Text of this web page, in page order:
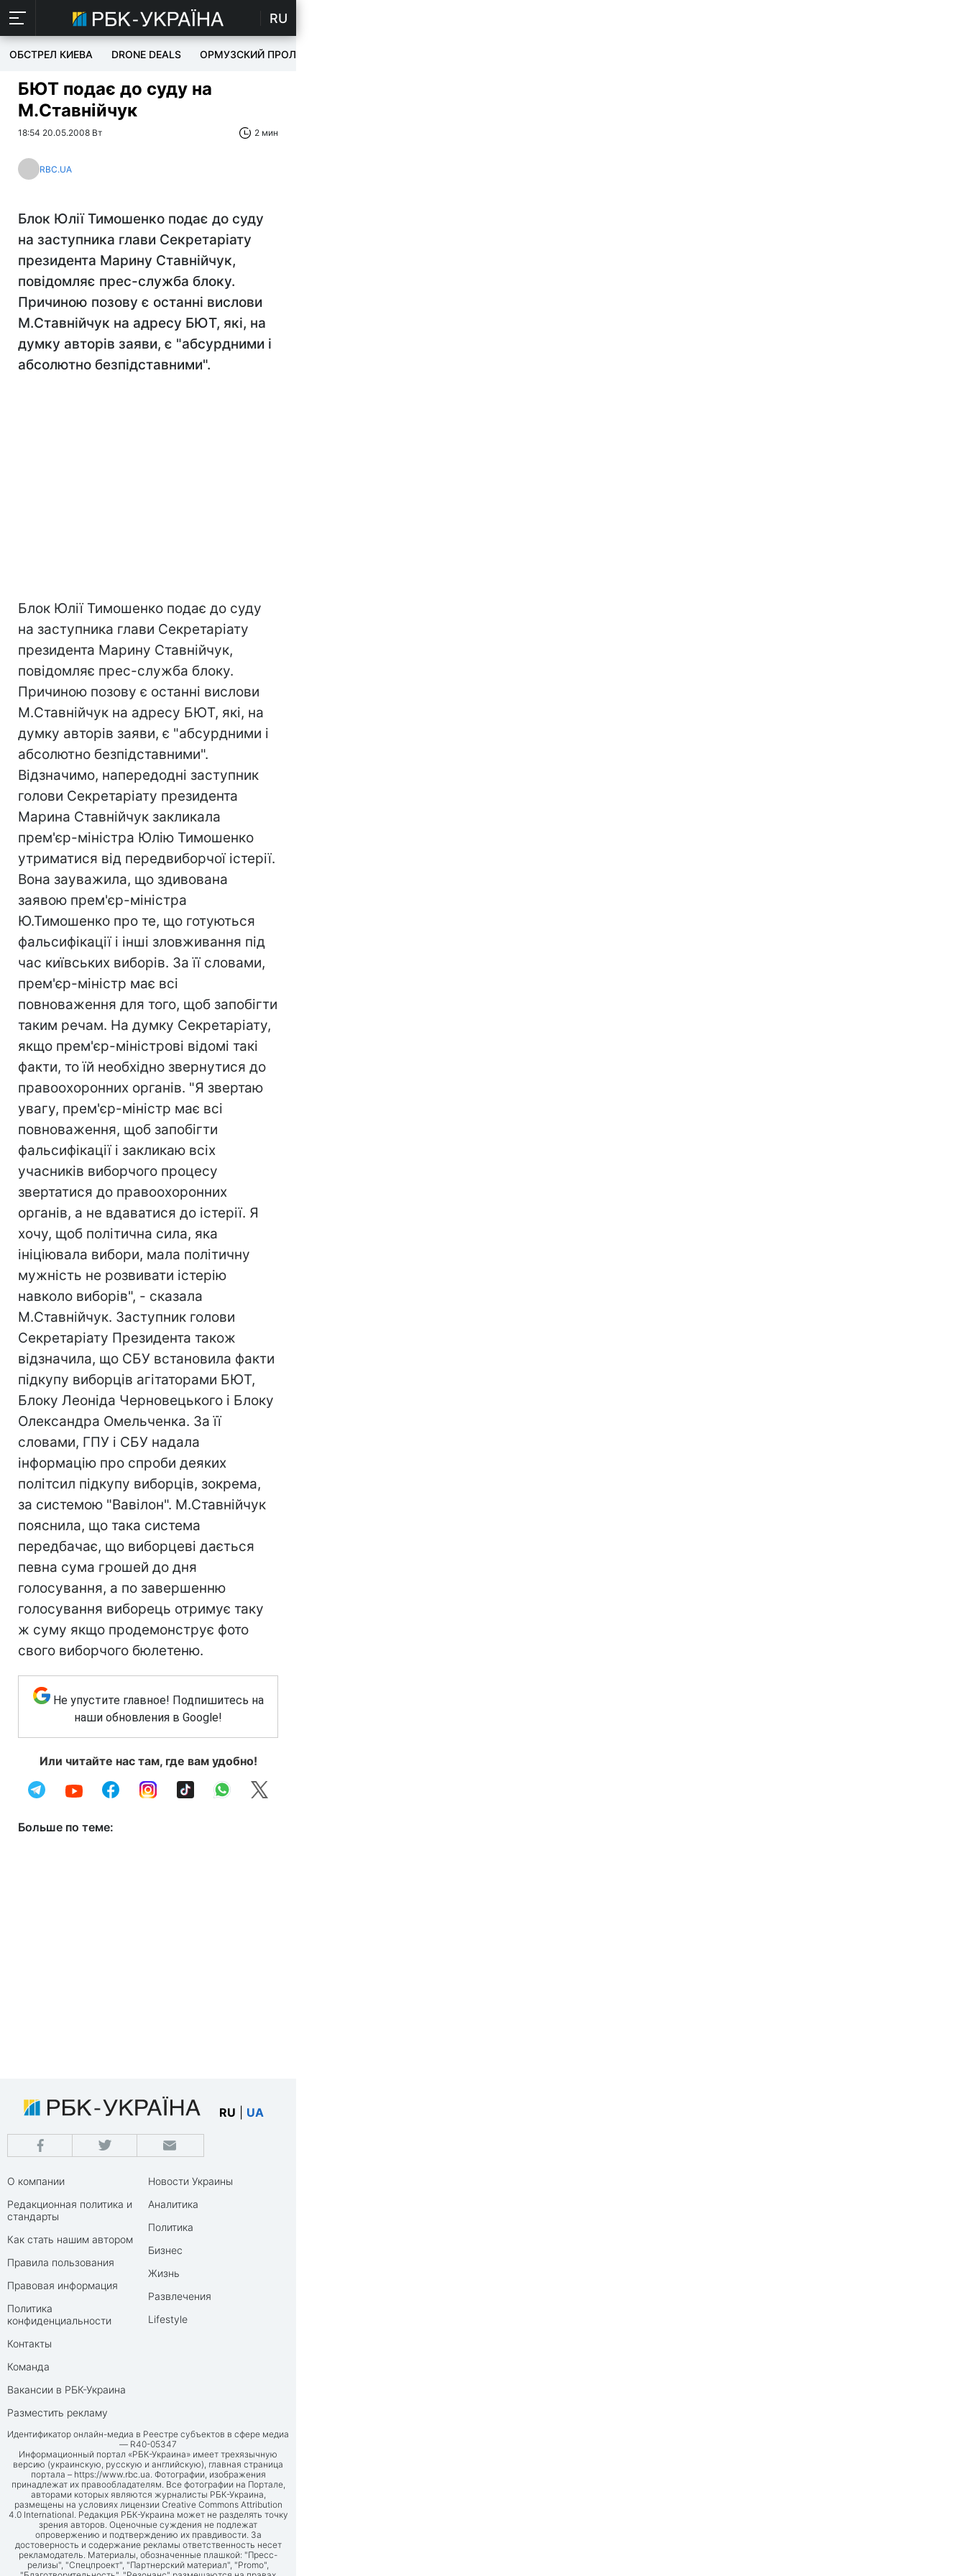
RU
ОБСТРЕЛ КИЕВА DRONE DEALS ОРМУЗСКИЙ ПРОЛИВ
БЮТ подає до суду на
М.Ставнійчук
18:54 20.05.2008 Вт 2 мин
RBC.UA
Блок Юлії Тимошенко подає до суду
на заступника глави Секретаріату
президента Марину Ставнійчук,
повідомляє прес-служба блоку.
Причиною позову є останні вислови
М.Ставнійчук на адресу БЮТ, які, на
думку авторів заяви, є "абсурдними і
абсолютно безпідставними".
Блок Юлії Тимошенко подає до суду
на заступника глави Секретаріату
президента Марину Ставнійчук,
повідомляє прес-служба блоку.
Причиною позову є останні вислови
М.Ставнійчук на адресу БЮТ, які, на
думку авторів заяви, є "абсурдними і
абсолютно безпідставними".
Відзначимо, напередодні заступник
голови Секретаріату президента
Марина Ставнійчук закликала
прем'єр-міністра Юлію Тимошенко
утриматися від передвиборчої істерії.
Вона зауважила, що здивована
заявою прем'єр-міністра
Ю.Тимошенко про те, що готуються
фальсифікації і інші зловживання під
час київських виборів. За її словами,
прем'єр-міністр має всі
повноваження для того, щоб запобігти
таким речам. На думку Секретаріату,
якщо прем'єр-міністрові відомі такі
факти, то їй необхідно звернутися до
правоохоронних органів. "Я звертаю
увагу, прем'єр-міністр має всі
повноваження, щоб запобігти
фальсифікації і закликаю всіх
учасників виборчого процесу
звертатися до правоохоронних
органів, а не вдаватися до істерії. Я
хочу, щоб політична сила, яка
ініціювала вибори, мала політичну
мужність не розвивати істерію
навколо виборів", - сказала
М.Ставнійчук. Заступник голови
Секретаріату Президента також
відзначила, що СБУ встановила факти
підкупу виборців агітаторами БЮТ,
Блоку Леоніда Черновецького і Блоку
Олександра Омельченка. За її
словами, ГПУ і СБУ надала
інформацію про спроби деяких
політсил підкупу виборців, зокрема,
за системою "Вавілон". М.Ставнійчук
пояснила, що така система
передбачає, що виборцеві дається
певна сума грошей до дня
голосування, а по завершенню
голосування виборець отримує таку
ж суму якщо продемонструє фото
свого виборчого бюлетеню.
Не упустите главное! Подпишитесь на
наши обновления в Google!
Или читайте нас там, где вам удобно!
Больше по теме:
RU UA
О компании
Редакционная политика и
стандарты
Как стать нашим автором
Правила пользования
Правовая информация
Политика
конфиденциальности
Контакты
Команда
Вакансии в РБК-Украина
Разместить рекламу
Новости Украины
Аналитика
Политика
Бизнес
Жизнь
Развлечения
Lifestyle
Идентификатор онлайн-медиа в Реестре субъектов в сфере медиа
— R40-05347
Информационный портал «РБК-Украина» имеет трехязычную
версию (украинскую, русскую и английскую), главная страница
портала – https://www.rbc.ua. Фотографии, изображения
принадлежат их правообладателям. Все фотографии на Портале,
авторами которых являются журналисты РБК-Украина,
размещены на условиях лицензии Creative Commons Attribution
4.0 International. Редакция РБК-Украина может не разделять точку
зрения авторов. Оценочные суждения не подлежат
опровержению и подтверждению их правдивости. За
достоверность и содержание рекламы ответственность несет
рекламодатель. Материалы, обозначенные плашкой: "Пресс-
релизы", "Спецпроект", "Партнерский материал", "Promo",